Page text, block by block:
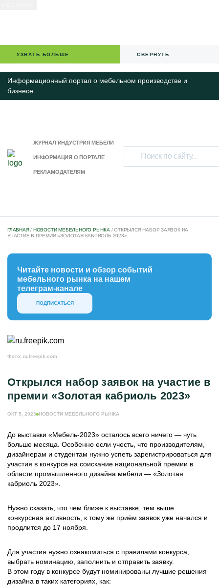
УЗНАТЬ БОЛЬШЕ СВЕРНУТЬ
Информационный портал о мебельном производстве и
бизнесе
ЖУРНАЛ ИНДУСТРИЯ МЕБЕЛИ
ИНФОРМАЦИЯ О ПОРТАЛЕ
РЕКЛАМОДАТЕЛЯМ
ГЛАВНАЯ/ НОВОСТИ МЕБЕЛЬНОГО РЫНКА /ОТКРЫЛСЯ НАБОР ЗАЯВОК НА
УЧАСТИЕ В ПРЕМИИ «ЗОЛОТАЯ КАБРИОЛЬ 2023»
Читайте новости и обзор событий
мебельного рынка на нашем
телеграм-канале
ПОДПИСАТЬСЯ
Фото: ru.freepik.com
Открылся набор заявок на участие в
премии «Золотая кабриоль 2023»
ОКТ 5, 2023 НОВОСТИ МЕБЕЛЬНОГО РЫНКА
До выставки «Мебель-2023» осталось всего ничего — чуть
больше месяца. Особенно если учесть, что производителям,
дизайнерам и студентам нужно успеть зарегистрироваться для
участия в конкурсе на соискание национальной премии в
области промышленного дизайна мебели — «Золотая
кабриоль 2023».
Нужно сказать, что чем ближе к выставке, тем выше
конкурсная активность, к тому же приём заявок уже начался и
продлится до 17 ноября.
Для участия нужно ознакомиться с правилами конкурса,
выбрать номинацию, заполнить и отправить заявку.
В этом году в конкурсе будут номинированы лучшие решения
дизайна в таких категориях, как: